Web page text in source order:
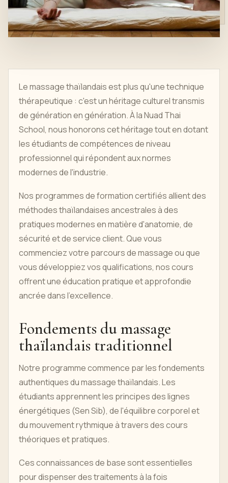
Le massage thaïlandais est plus qu'une technique
thérapeutique : c'est un héritage culturel transmis
de génération en génération. À la Nuad Thai
School, nous honorons cet héritage tout en dotant
les étudiants de compétences de niveau
professionnel qui répondent aux normes
modernes de l'industrie.
Nos programmes de formation certifiés allient des
méthodes thaïlandaises ancestrales à des
pratiques modernes en matière d'anatomie, de
sécurité et de service client. Que vous
commenciez votre parcours de massage ou que
vous développiez vos qualifications, nos cours
offrent une éducation pratique et approfondie
ancrée dans l'excellence.
Fondements du massage
thaïlandais traditionnel
Notre programme commence par les fondements
authentiques du massage thaïlandais. Les
étudiants apprennent les principes des lignes
énergétiques (Sen Sib), de l'équilibre corporel et
du mouvement rythmique à travers des cours
théoriques et pratiques.
Ces connaissances de base sont essentielles
pour dispenser des traitements à la fois